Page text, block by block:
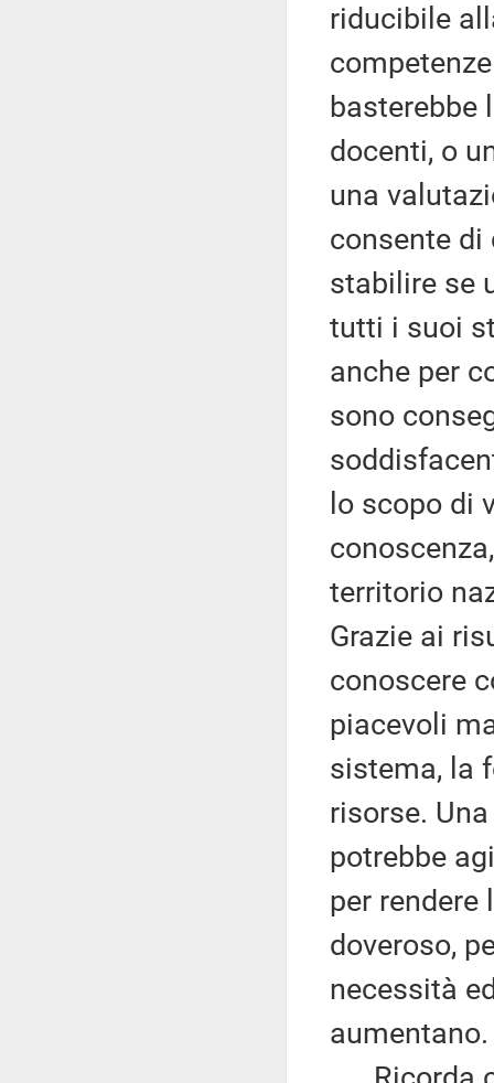
riducibile
basterebbe
docenti, o
una
consente
stabilire se
tutti i suoi
anche per
sono
lo scopo di
territorio
Grazie ai
conoscere
piacevoli
sistema, la
risorse.
potrebbe
per rendere
doveroso,
necessità
aumentano.